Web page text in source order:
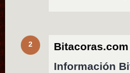
2 Bitacoras.com
Información